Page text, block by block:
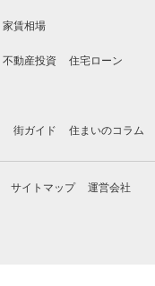
家賃相場
不動産投資 住宅ローン
街ガイド 住まいのコラム
サイトマップ 運営会社